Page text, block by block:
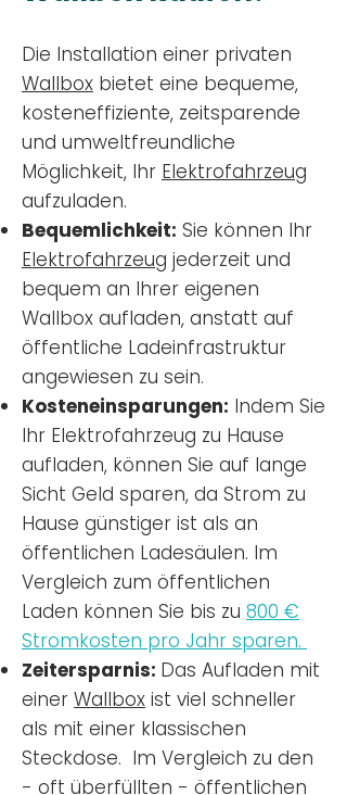
Die Installation einer privaten
Wallbox bietet eine bequeme,
kosteneffiziente, zeitsparende
und umweltfreundliche
Möglichkeit, Ihr Elektrofahrzeug
aufzuladen.
Bequemlichkeit: Sie können Ihr
Elektrofahrzeug jederzeit und
bequem an Ihrer eigenen
Wallbox aufladen, anstatt auf
öffentliche Ladeinfrastruktur
angewiesen zu sein.
Kosteneinsparungen: Indem Sie
Ihr Elektrofahrzeug zu Hause
aufladen, können Sie auf lange
Sicht Geld sparen, da Strom zu
Hause günstiger ist als an
öffentlichen Ladesäulen. Im
Vergleich zum öffentlichen
Laden können Sie bis zu 800 €
Stromkosten pro Jahr sparen.
Zeitersparnis: Das Aufladen mit
einer Wallbox ist viel schneller
als mit einer klassischen
Steckdose. Im Vergleich zu den
- oft überfüllten - öffentlichen